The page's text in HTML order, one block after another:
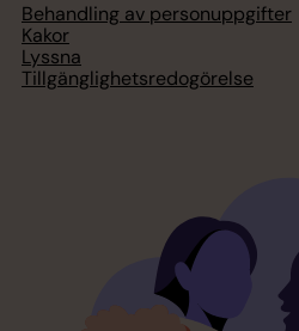
Behandling av personuppgifter
Kakor
Lyssna
Tillgänglighetsredogörelse